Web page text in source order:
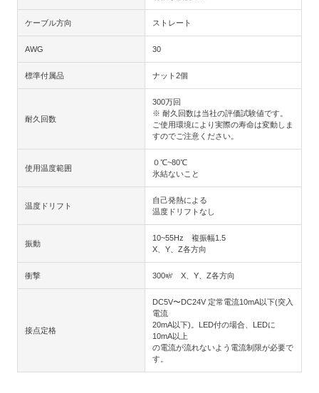
ケーブル方向 ストレート
AWG 30
標準付属品 ナット2個
耐久回数
300万回
※ 耐久回数は当社の評価試験値です。
ご使用環境により実際の寿命は変動しま
すのでご注意ください。
使用温度範囲
０℃~80℃
氷結ないこと
温度ドリフト
自己発熱による
温度ドリフトなし
振動
10~55Hz 複振幅1.5
X、Y、Z各方向
衝撃 300㎨ X、Y、Z各方向
接点定格
DC5V〜DC24V 定常電流10mA以下(突入
電流
20mA以下)。LED付の場合、LEDに
10mA以上
の電流が流れないよう電流制限が必要で
す。